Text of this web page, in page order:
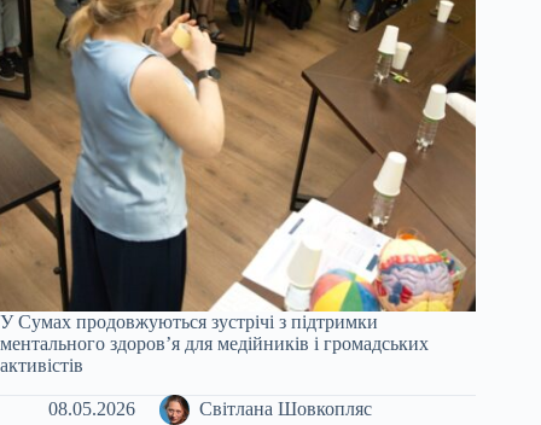
У Сумах продовжуються зустрічі з підтримки
ментального здоров’я для медійників і громадських
активістів
08.05.2026
Світлана Шовкопляс